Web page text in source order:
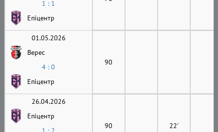
1 : 1
Епіцентр
01.05.2026
Верес
4 : 0
Епіцентр
90
26.04.2026
Епіцентр
90 22'